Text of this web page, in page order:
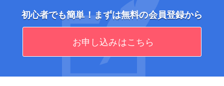
初心者でも簡単！まずは無料の会員登録から
お申し込みはこちら